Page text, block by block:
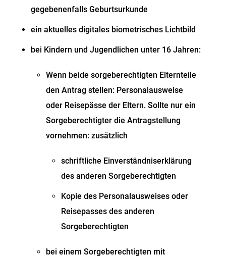
gegebenenfalls Geburtsurkunde
ein aktuelles digitales biometrisches Lichtbild
bei Kindern und Jugendlichen unter 16 Jahren:
Wenn beide sorgeberechtigten Elternteile
den Antrag stellen: Personalausweise
oder Reisepässe der Eltern. Sollte nur ein
Sorgeberechtigter die Antragstellung
vornehmen: zusätzlich
schriftliche Einverständniserklärung
des anderen Sorgeberechtigten
Kopie des Personalausweises oder
Reisepasses des anderen
Sorgeberechtigten
bei einem Sorgeberechtigten mit